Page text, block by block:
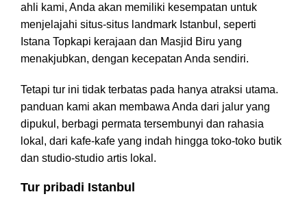
ahli kami, Anda akan memiliki kesempatan untuk
menjelajahi situs-situs landmark Istanbul, seperti
Istana Topkapi kerajaan dan Masjid Biru yang
menakjubkan, dengan kecepatan Anda sendiri.
Tetapi tur ini tidak terbatas pada hanya atraksi utama.
panduan kami akan membawa Anda dari jalur yang
dipukul, berbagi permata tersembunyi dan rahasia
lokal, dari kafe-kafe yang indah hingga toko-toko butik
dan studio-studio artis lokal.
Tur pribadi Istanbul